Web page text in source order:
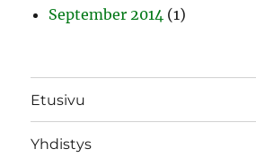
September 2014 (1)
Etusivu
Yhdistys